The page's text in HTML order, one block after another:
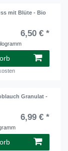
mit Blüte - Bio
6,50 € *
Granulat -
6,99 € *